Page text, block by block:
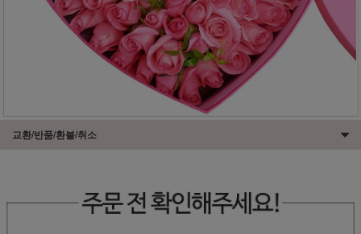
교환/반품/환불/취소